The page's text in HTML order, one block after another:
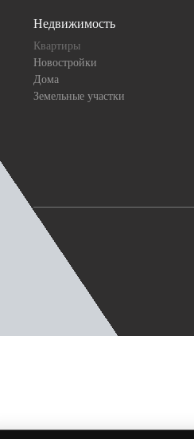
Недвижимость
Квартиры
Новостройки
Дома
Земельные участки